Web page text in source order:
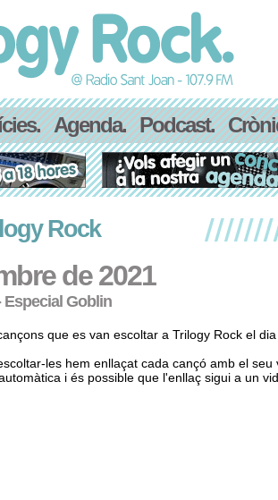
Agenda. Podcast.
Rock
de 2021
Goblin
que es van escoltar a Trilogy Rock el
les hem enllaçat cada cançó amb el
i és possible que l'enllaç sigui a un